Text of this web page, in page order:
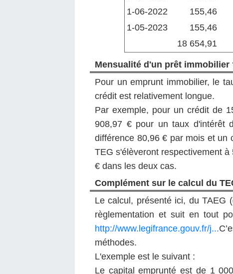
1-06-2022
155,46
1-05-2023
155,46
18 654,91
Mensualité d'un prêt immobilier
Pour un emprunt immobilier, le
crédit est relativement longue.
Par exemple, pour un crédit de
908,97 € pour un taux d'intérêt
différence 80,96 € par mois et un
TEG s'élèveront respectivement
€ dans les deux cas.
Complément sur le calcul du
Le calcul, présenté ici, du TAEG
règlementation et suit en tout
http://www.legifrance.gouv.fr/j...
méthodes.
L'exemple est le suivant :
Le capital emprunté est de 1